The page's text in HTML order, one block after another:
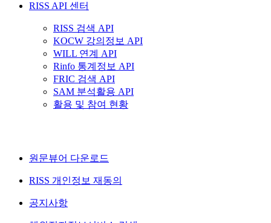
RISS API 센터
RISS 검색 API
KOCW 강의정보 API
WILL 연계 API
Rinfo 통계정보 API
FRIC 검색 API
SAM 분석활용 API
활용 및 참여 현황
원문뷰어 다운로드
RISS 개인정보 재동의
공지사항